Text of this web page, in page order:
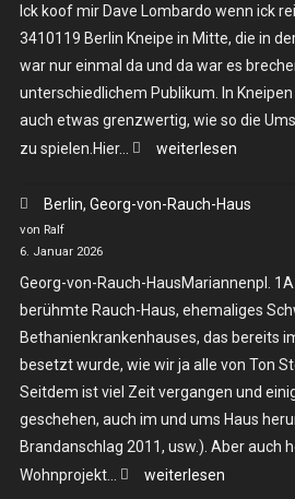
Ick koof mir Dave Lombardo wenn ick
3410119 Berlin Kneipe in Mitte, die in
war nur einmal da und da war es
unterschiedlichem Publikum. In
auch etwas grenzwertig, wie so die
zu spielen.Hier…
Ick
mir
wenn
ick
reich
bin
weiterlesen
Berlin, Georg-von-Rauch-Haus
von Ralf
6. Januar 2026
Georg-von-Rauch-HausMariannenpl.
berühmte Rauch-Haus, ehemaliges
Bethanienkrankenhauses, das bereits
besetzt wurde, wie wir ja alle von Ton
Seitdem ist viel Zeit vergangen und
geschehen, auch im und ums Haus
Brandanschlag 2011, usw.). Aber auch
Wohnprojekt…
Berlin,
weiterlesen